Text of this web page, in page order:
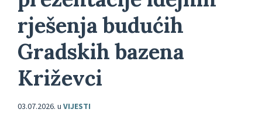
rješenja budućih
Gradskih bazena
Križevci
03.07.2026. u VIJESTI